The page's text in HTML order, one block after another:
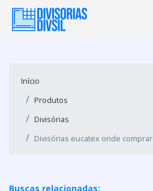
Início
Produtos
Divisórias
Divisórias eucatex onde comprar
Buscas relacionadas: